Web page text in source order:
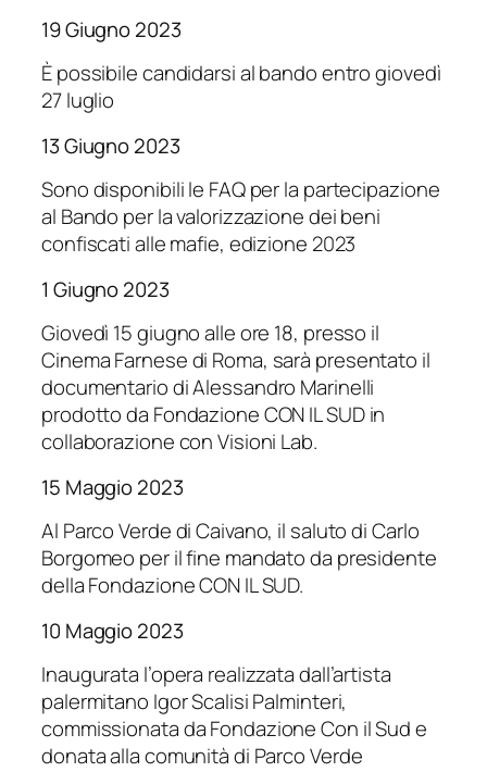
19 Giugno 2023
È possibile candidarsi al bando entro giovedì
27 luglio
13 Giugno 2023
Sono disponibili le FAQ per la partecipazione
al Bando per la valorizzazione dei beni
confiscati alle mafie, edizione 2023
1 Giugno 2023
Giovedì 15 giugno alle ore 18, presso il
Cinema Farnese di Roma, sarà presentato il
documentario di Alessandro Marinelli
prodotto da Fondazione CON IL SUD in
collaborazione con Visioni Lab.
15 Maggio 2023
Al Parco Verde di Caivano, il saluto di Carlo
Borgomeo per il fine mandato da presidente
della Fondazione CON IL SUD.
10 Maggio 2023
Inaugurata l’opera realizzata dall’artista
palermitano Igor Scalisi Palminteri,
commissionata da Fondazione Con il Sud e
donata alla comunità di Parco Verde